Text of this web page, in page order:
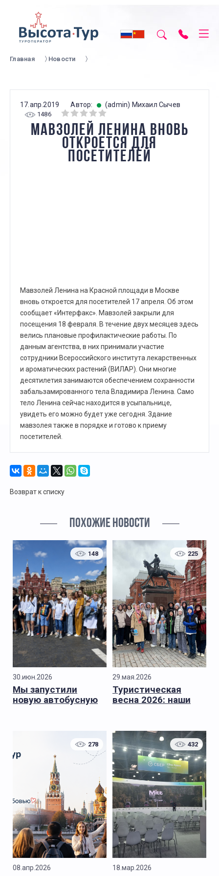
Главная Новости
17.апр.2019 Автор: (admin) Михаил Сычев
1486
МАВЗОЛЕЙ ЛЕНИНА ВНОВЬ
ОТКРОЕТСЯ ДЛЯ
ПОСЕТИТЕЛЕЙ
Мавзолей Ленина на Красной площади в Москве
вновь откроется для посетителей 17 апреля. Об этом
сообщает «Интерфакс». Мавзолей закрыли для
посещения 18 февраля. В течение двух месяцев здесь
велись плановые профилактические работы. По
данным агентства, в них принимали участие
сотрудники Всероссийского института лекарственных
и ароматических растений (ВИЛАР). Они многие
десятилетия занимаются обеспечением сохранности
забальзамированного тела Владимира Ленина. Само
тело Ленина сейчас находится в усыпальнице,
увидеть его можно будет уже сегодня. Здание
мавзолея также в порядке и готово к приему
посетителей.
Возврат к списку
ПОХОЖИЕ НОВОСТИ
148
30.июн.2026
Мы запустили
новую автобусную
225
29.мая.2026
Туристическая
весна 2026: наши
278
08.апр.2026
432
18.мар.2026